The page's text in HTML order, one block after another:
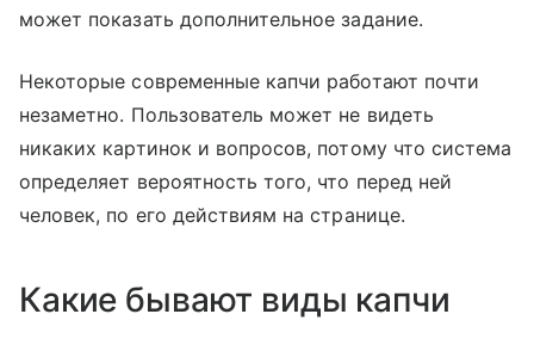
может показать дополнительное задание.
Некоторые современные капчи работают почти
незаметно. Пользователь может не видеть
никаких картинок и вопросов, потому что система
определяет вероятность того, что перед ней
человек, по его действиям на странице.
Какие бывают виды капчи